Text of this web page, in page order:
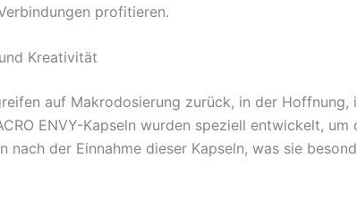
profitieren.
Kreativität
auf Makrodosierung zurück, in der
ENVY-Kapseln wurden speziell entwickelt,
nach der Einnahme dieser Kapseln, was sie